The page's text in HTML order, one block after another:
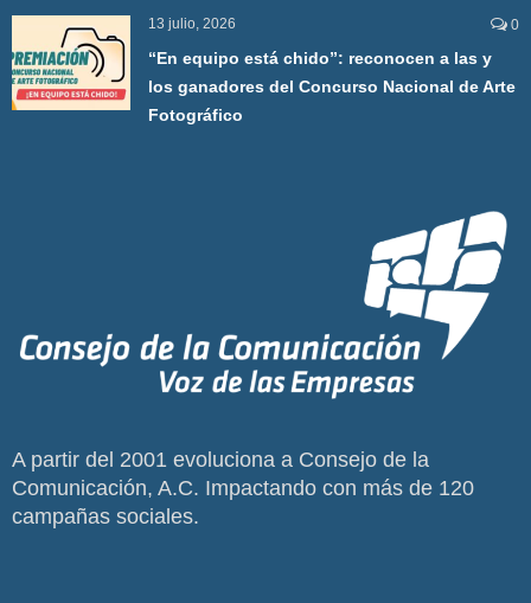
13 julio, 2026 0
“En equipo está chido”: reconocen a las y
los ganadores del Concurso Nacional de Arte
Fotográfico
A partir del 2001 evoluciona a Consejo de la
Comunicación, A.C. Impactando con más de 120
campañas sociales.